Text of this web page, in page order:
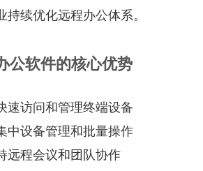
持续优化远程办公体系。
公软件的核心优势
速访问和管理终端设备
中设备管理和批量操作
远程会议和团队协作